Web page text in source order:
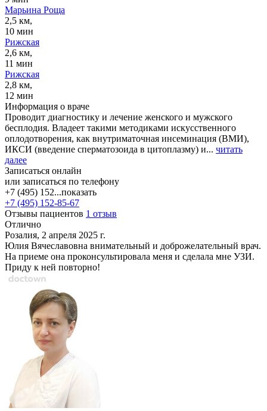
Марьина Роща
2,5 км,
10 мин
Рижская
2,6 км,
11 мин
Рижская
2,8 км,
12 мин
Информация о враче
Проводит диагностику и лечение женского и мужского
бесплодия. Владеет такими методиками искусственного
оплодотворения, как внутриматочная инсеминация (ВМИ),
ИКСИ (введение сперматозоида в цитоплазму) и... читать
далее
Записаться онлайн
или записаться по телефону
+7 (495) 152...показать
+7 (495) 152-85-67
Отзывы пациентов 1 отзыв
Отлично
Розалия, 2 апреля 2025 г.
Юлия Вячеславовна внимательный и доброжелательный врач.
На приеме она проконсультировала меня и сделала мне УЗИ.
Приду к ней повторно!